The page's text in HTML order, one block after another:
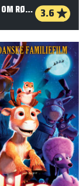
SANDHEDEN OM RØDHÆTTE 3.6